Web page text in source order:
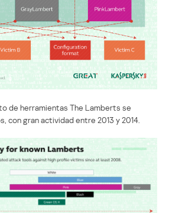
de herramientas The Lamberts se
con gran actividad entre 2013 y 2014.